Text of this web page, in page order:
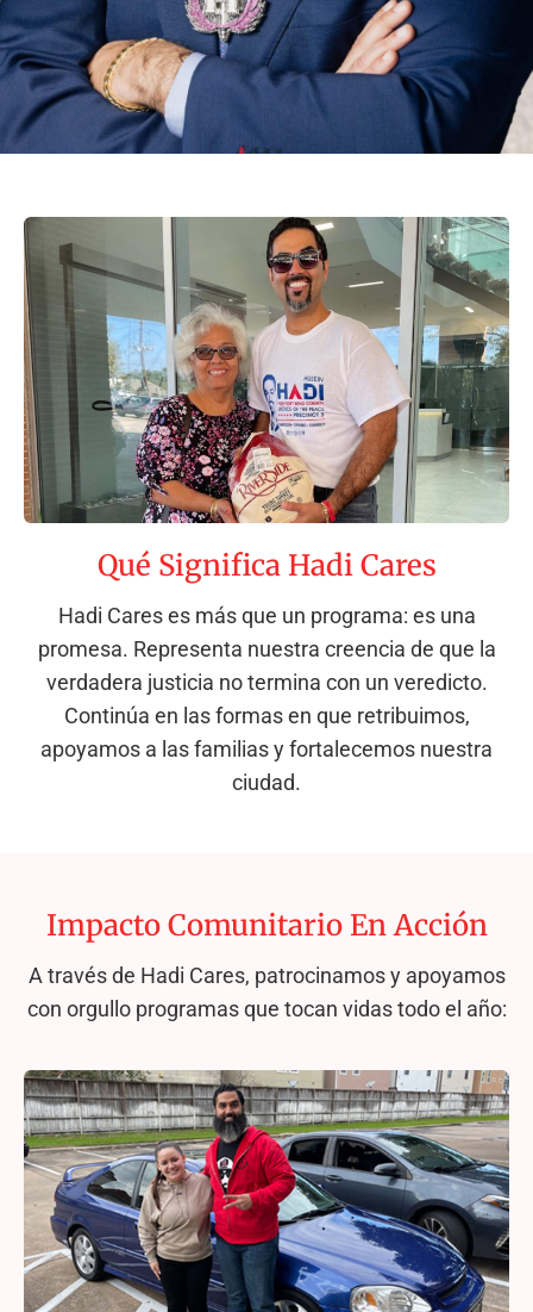
Qué Significa Hadi Cares
Hadi Cares es más que un programa: es una
promesa. Representa nuestra creencia de que la
verdadera justicia no termina con un veredicto.
Continúa en las formas en que retribuimos,
apoyamos a las familias y fortalecemos nuestra
ciudad.
Impacto Comunitario En Acción
A través de Hadi Cares, patrocinamos y apoyamos
con orgullo programas que tocan vidas todo el año: